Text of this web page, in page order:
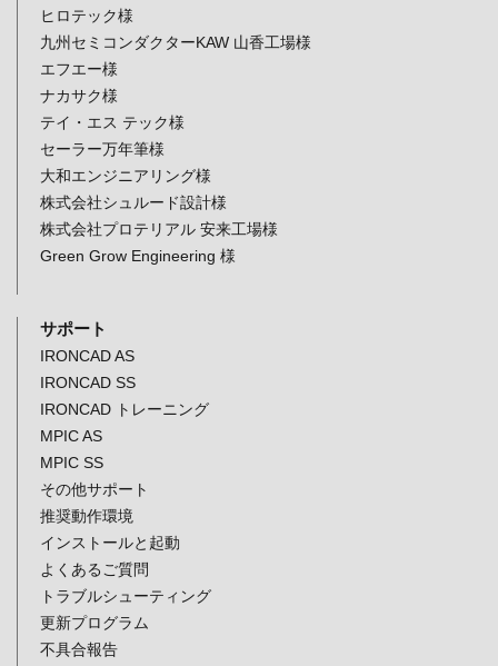
ヒロテック様
九州セミコンダクターKAW 山香工場様
エフエー様
ナカサク様
テイ・エス テック様
セーラー万年筆様
大和エンジニアリング様
株式会社シュルード設計様
株式会社プロテリアル 安来工場様
Green Grow Engineering 様
サポート
IRONCAD AS
IRONCAD SS
IRONCAD トレーニング
MPIC AS
MPIC SS
その他サポート
推奨動作環境
インストールと起動
よくあるご質問
トラブルシューティング
更新プログラム
不具合報告